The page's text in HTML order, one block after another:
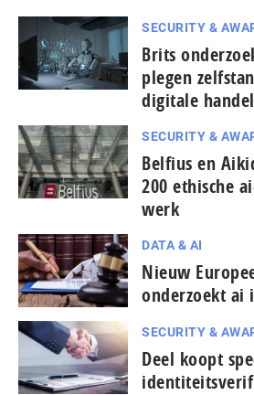
SECURITY &
Brits
plegen
digitale
SECURITY &
Belfius en
200 ethische
werk
DATA & AI
Nieuw
onderzoekt ai
SECURITY &
Deel koopt